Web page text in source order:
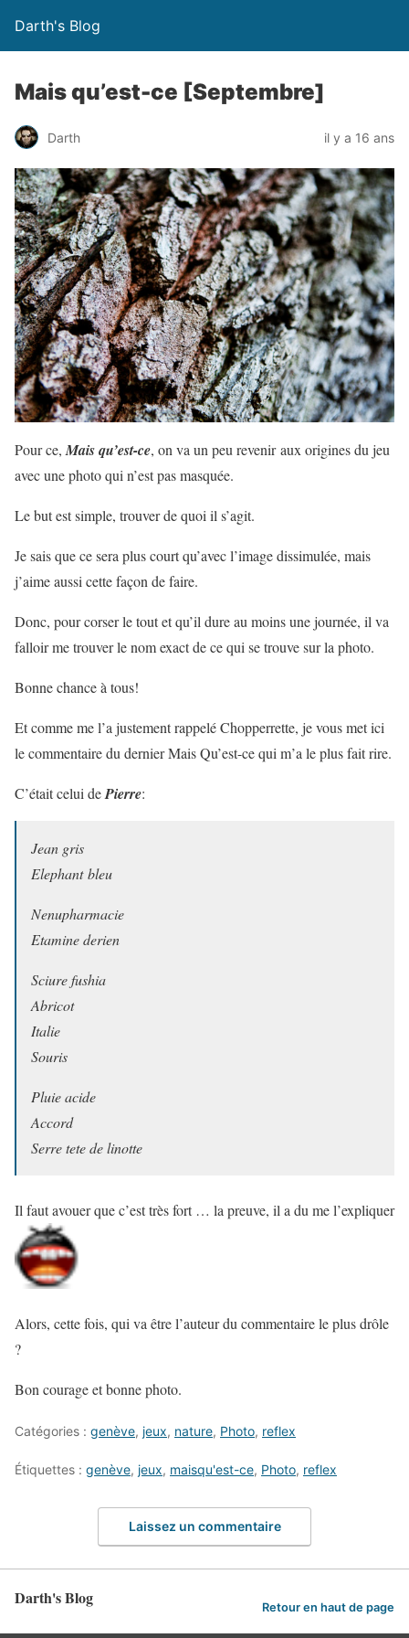
Darth's Blog
Mais qu’est-ce [Septembre]
Darth il y a 16 ans
Pour ce, Mais qu’est-ce, on va un peu revenir aux origines du jeu
avec une photo qui n’est pas masquée.
Le but est simple, trouver de quoi il s’agit.
Je sais que ce sera plus court qu’avec l’image dissimulée, mais
j’aime aussi cette façon de faire.
Donc, pour corser le tout et qu’il dure au moins une journée, il va
falloir me trouver le nom exact de ce qui se trouve sur la photo.
Bonne chance à tous!
Et comme me l’a justement rappelé Chopperrette, je vous met ici
le commentaire du dernier Mais Qu’est-ce qui m’a le plus fait rire.
C’était celui dePierre:
Jean gris
Ele­phant bleu
Nenu­phar­ma­cie
Eta­mine derien
Sciure fushia
Abri­cot
Ita­lie
Souris
Pluie acide
Accord
Serre tete de linotte
Il faut avouer que c’est très fort … la preuve, il a du me l’expliquer
Alors, cette fois, qui va être l’auteur du commentaire le plus drôle
?
Bon courage et bonne photo.
Catégories : genève, jeux, nature, Photo, reflex
Étiquettes : genève, jeux, maisqu'est-ce, Photo, reflex
Laissez un commentaire
Darth's Blog Retour en haut de page